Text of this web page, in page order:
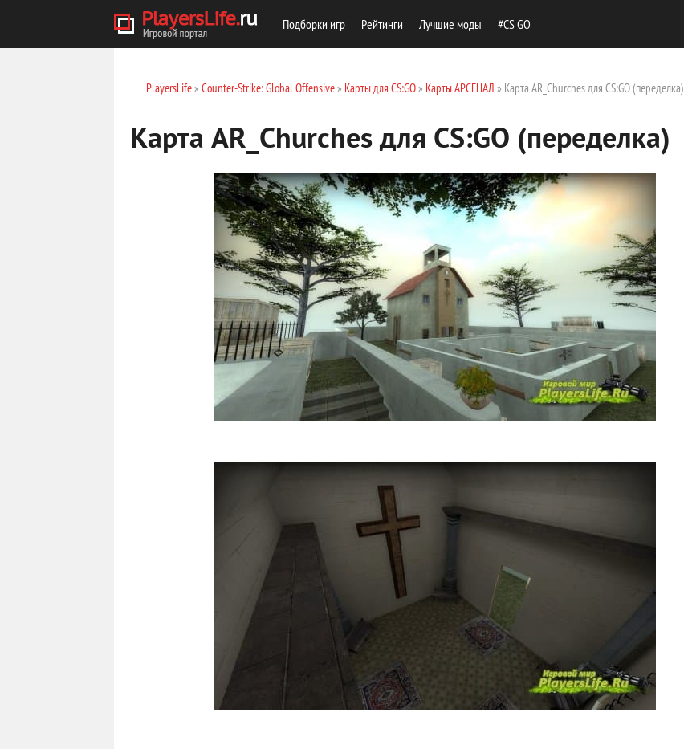
Подборки игр Рейтинги Лучшие моды #CS GO
PlayersLife» Counter-Strike: Global Offensive» Карты для CS:GO» Карты АРСЕНАЛ » Карта AR_Churches для CS:GO (переделка)
Карта AR_Churches для CS:GO (переделка)